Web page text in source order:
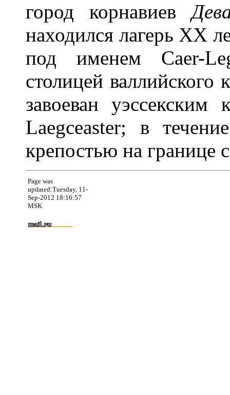
город корнавиев
находился лагерь XX
под именем Caer-
столицей валлийского
завоеван
Laegceaster; в
крепостью на границе
Page was
updated:Tuesday, 11-
Sep-2012 18:16:57
MSK